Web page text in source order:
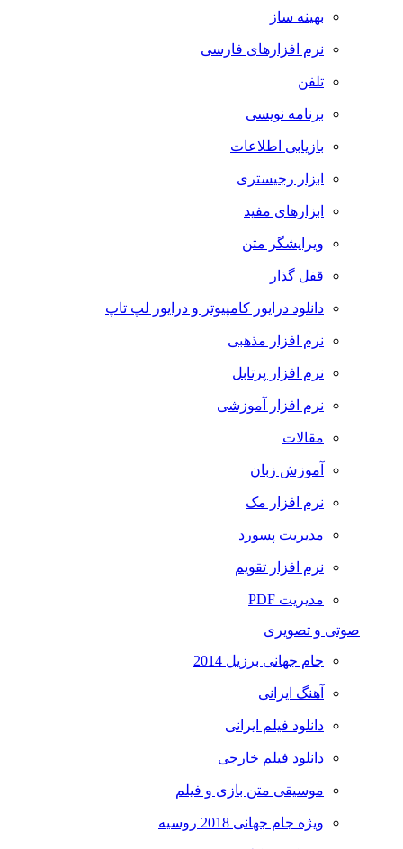
بهینه ساز
نرم افزارهای فارسی
تلفن
برنامه نویسی
بازیابی اطلاعات
ابزار رجیستری
ابزارهای مفید
ویرایشگر متن
قفل گذار
دانلود درایور کامپیوتر و درایور لپ تاپ
نرم افزار مذهبی
نرم افزار پرتابل
نرم افزار آموزشی
مقالات
آموزش زبان
نرم افزار مک
مدیریت پسورد
نرم افزار تقویم
مدیریت PDF
صوتی و تصویری
جام جهانی برزیل 2014
آهنگ ایرانی
دانلود فیلم ایرانی
دانلود فیلم خارجی
موسیقی متن بازی و فیلم
ویژه جام جهانی 2018 روسیه